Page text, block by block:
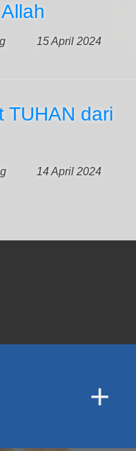
15 April 2024
TUHAN dari
14 April 2024